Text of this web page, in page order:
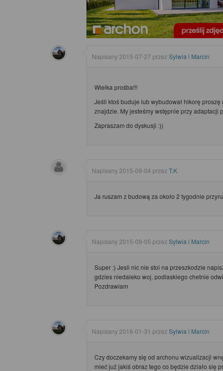
Napisany 2015-07-27 przez Sylwia i Marcin
Wielka prośba!!!
Jeśli ktoś buduje lub wybudował hikorę
znajdzie. My jesteśmy wstępnie przy adaptacji
Zapraszam do dyskusji :))
Napisany 2015-09-04 przez T.K
Ja ruszam z budową za około 2 tygodnie
Napisany 2015-09-05 przez Sylwia i Marcin
Super :) Jesli nic nie stoi na przeszkodzie
gdzies niedaleko woj. podlaskiego chetnie
Pozdrawiam
Napisany 2016-01-31 przez Sylwia i Marcin
Czy doczekamy się od archonu wizualizacji
mieć już jakiś obraz tego co będzie działo się